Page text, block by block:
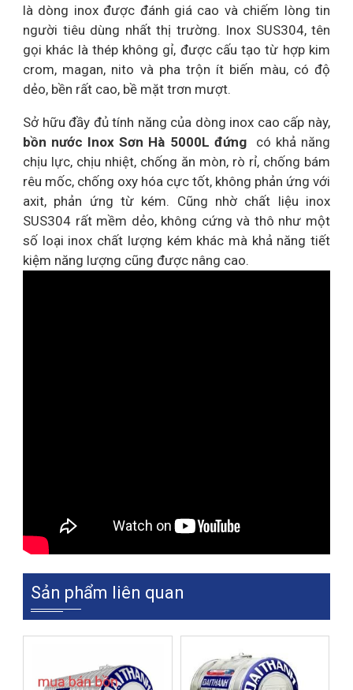
là dòng inox được đánh giá cao và chiếm lòng tin
người tiêu dùng nhất thị trường. Inox SUS304, tên
gọi khác là thép không gỉ, được cấu tạo từ hợp kim
crom, magan, nito và pha trộn ít biến màu, có độ
dẻo, bền rất cao, bề mặt trơn mượt.
Sở hữu đầy đủ tính năng của dòng inox cao cấp này,
bồn nước Inox Sơn Hà 5000L đứng
có khả năng
chịu lực, chịu nhiệt, chống ăn mòn, rò rỉ, chống bám
rêu mốc, chống oxy hóa cực tốt, không phản ứng với
axit, phản ứng từ kém. Cũng nhờ chất liệu inox
SUS304 rất mềm dẻo, không cứng và thô như một
số loại inox chất lượng kém khác mà khả năng tiết
kiệm năng lượng cũng được nâng cao.
Sản phẩm liên quan